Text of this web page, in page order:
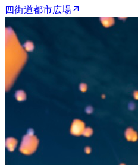
四街道都市広場